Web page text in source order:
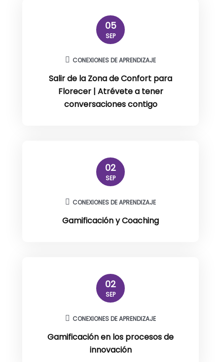
05
SEP
CONEXIONES DE APRENDIZAJE
Salir de la Zona de Confort para
Florecer | Atrévete a tener
conversaciones contigo
02
SEP
CONEXIONES DE APRENDIZAJE
Gamificación y Coaching
02
SEP
CONEXIONES DE APRENDIZAJE
Gamificación en los procesos de
innovación